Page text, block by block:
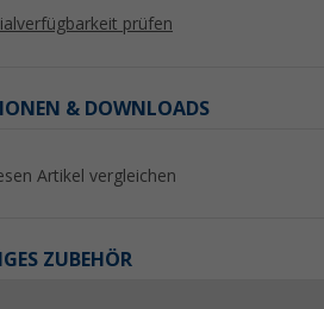
prüfen
& DOWNLOADS
Artikel vergleichen
ZUBEHÖR
100)